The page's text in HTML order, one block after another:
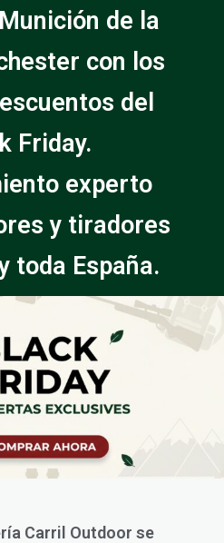
de la
con los
del
Friday.
experto
y tiradores
toda España.
Carril Outdoor se